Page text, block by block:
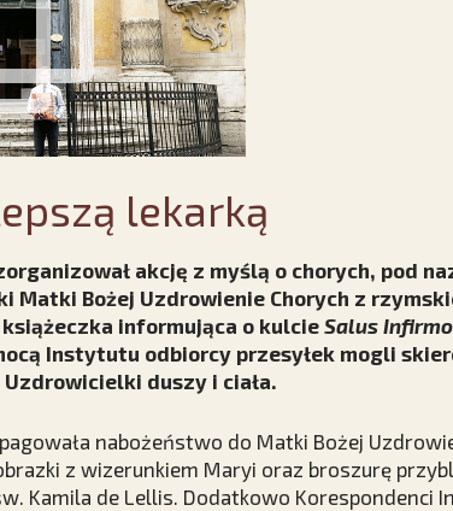
lekarką
akcję z myślą o chorych, pod
Matki Bożej Uzdrowienie Chorych z
informująca o kulcie Salus
Instytutu odbiorcy przesyłek mogli
duszy i ciała.
nabożeństwo do Matki Bożej
z wizerunkiem Maryi oraz broszurę
Kamila de Lellis. Dodatkowo Korespondenci